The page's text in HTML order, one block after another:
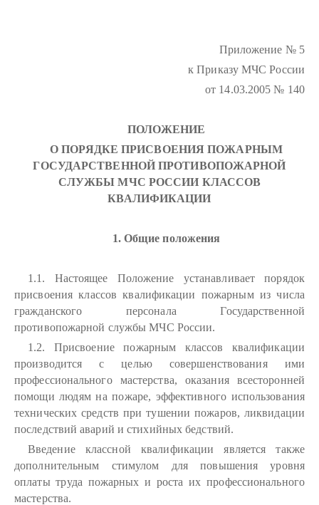
Приложение № 5
к Приказу МЧС России
от 14.03.2005 № 140
ПОЛОЖЕНИЕ
О ПОРЯДКЕ ПРИСВОЕНИЯ ПОЖАРНЫМ
ГОСУДАРСТВЕННОЙ ПРОТИВОПОЖАРНОЙ
СЛУЖБЫ МЧС РОССИИ КЛАССОВ
КВАЛИФИКАЦИИ
1. Общие положения
1.1. Настоящее Положение устанавливает порядок
присвоения классов квалификации пожарным из числа
гражданского персонала Государственной
противопожарной службы МЧС России.
1.2. Присвоение пожарным классов квалификации
производится с целью совершенствования ими
профессионального мастерства, оказания всесторонней
помощи людям на пожаре, эффективного использования
технических средств при тушении пожаров, ликвидации
последствий аварий и стихийных бедствий.
Введение классной квалификации является также
дополнительным стимулом для повышения уровня
оплаты труда пожарных и роста их профессионального
мастерства.